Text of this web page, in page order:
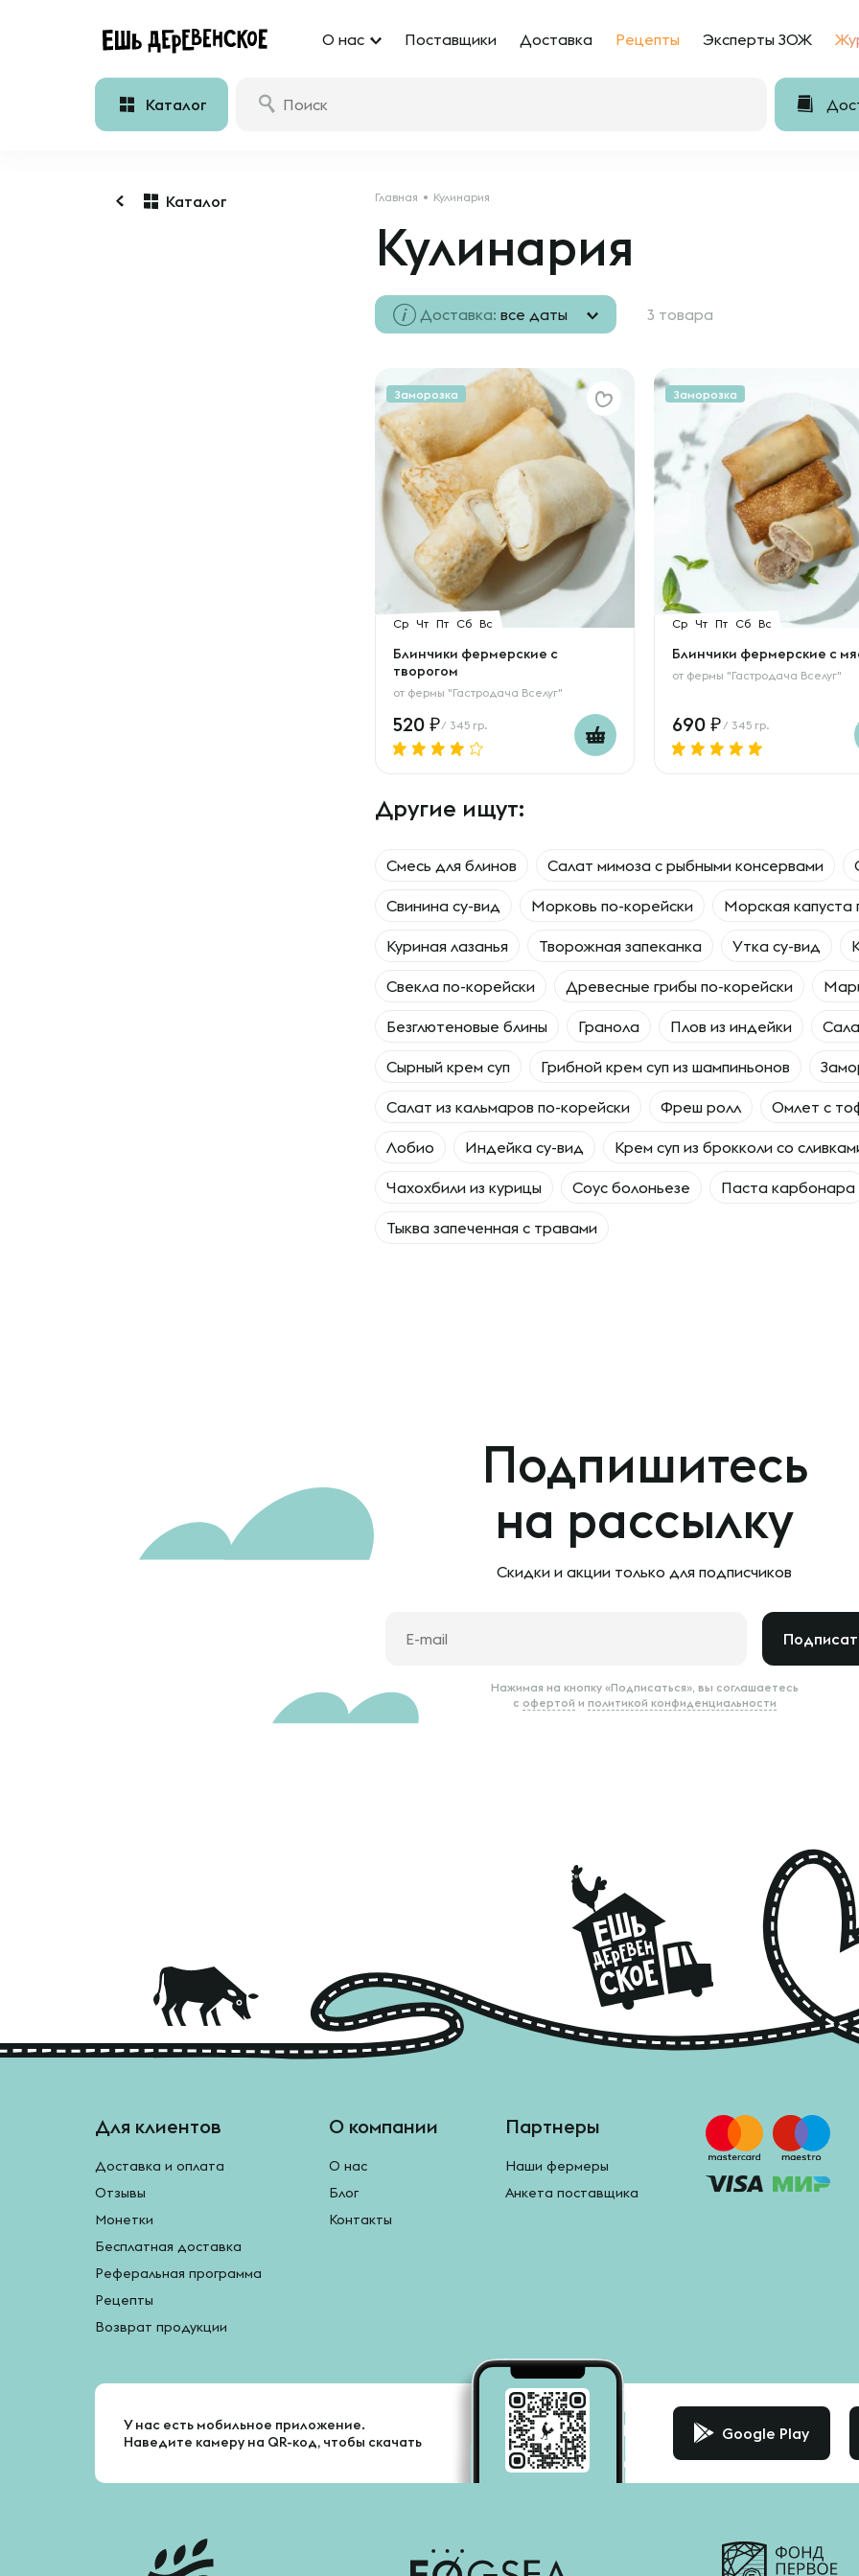
О нас Поставщики Доставка Рецепты Эксперты ЗОЖ
Каталог
Каталог Главная Кулинария
Кулинария
Доставка: все даты 3 товара
Заморозка
Ср Чт Пт Сб Вс
Блинчики фермерские с
творогом
от фермы "Гастродача Вселуг"
520 / 345 гр.
Заморозка
Ср Чт Пт Сб Вс
Блинчики фермерские с
от фермы "Гастродача Вселуг"
690 / 345 гр.
Другие ищут:
Смесь для блинов Салат мимоза с рыбными консервами
Свинина су-вид Морковь по-корейски Морская капуста
Куриная лазанья Творожная запеканка Утка су-вид
Свекла по-корейски Древесные грибы по-корейски
Безглютеновые блины Гранола Плов из индейки
Сырный крем суп Грибной крем суп из шампиньонов
Салат из кальмаров по-корейски Фреш ролл Омлет с
Лобио Индейка су-вид Крем суп из брокколи со
Чахохбили из курицы Соус болоньезе Паста карбонара
Тыква запеченная с травами
Подпишитесь
на рассылку
Скидки и акции только для подписчиков
Нажимая на кнопку «Подписаться», вы соглашаетесь
с офертой и политикой конфиденциальности
Для клиентов
Доставка и оплата
Отзывы
Монетки
Бесплатная доставка
Реферальная программа
Рецепты
Возврат продукции
О компании
О нас
Блог
Контакты
Партнеры
Наши фермеры
Анкета поставщика
У нас есть мобильное приложение.
Наведите камеру на QR-код, чтобы скачать
Google Play